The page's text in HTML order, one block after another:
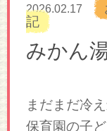
2026.02.17
記
みかん
まだまだ冷
保育園の子